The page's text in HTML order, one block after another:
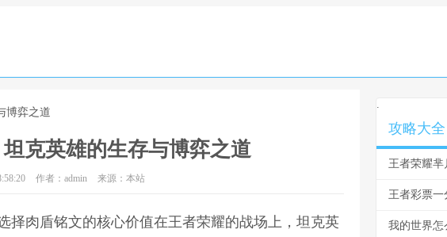
博弈之道
克英雄的生存与博弈之道
作者：admin 来源：本站
择肉盾铭文的核心价值在王者荣耀的战场上，坦克英
.
攻略大全